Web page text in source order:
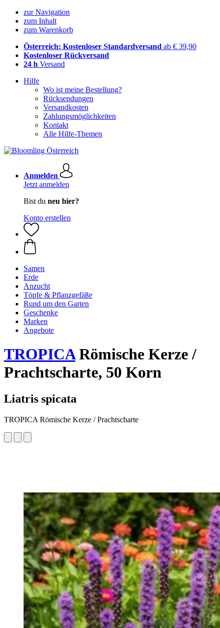
zur Navigation
zum Inhalt
zum Warenkorb
Österreich: Kostenloser Standardversand ab € 39,90
Kostenloser Rückversand
24 h Versand
Hilfe
Wo ist meine Bestellung?
Rücksendungen
Versandkosten
Zahlungsmöglichkeiten
Kontakt
Alle Hilfe-Themen
Anmelden
Jetzt anmelden
Bist du neu hier?
Konto erstellen
Samen
Erde
Anzucht
Töpfe & Pflanzgefäße
Rund um den Garten
Geschenke
Marken
Angebote
TROPICARömische Kerze /
Prachtscharte, 50 Korn
Liatris spicata
TROPICA Römische Kerze / Prachtscharte